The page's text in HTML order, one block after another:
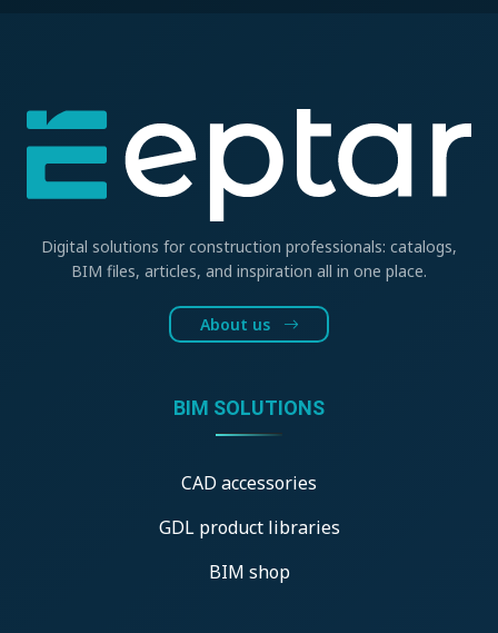
Digital solutions for construction professionals: catalogs,
BIM files, articles, and inspiration all in one place.
About us
BIM SOLUTIONS
CAD accessories
GDL product libraries
BIM shop